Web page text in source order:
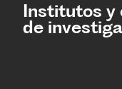
Institutos y
de